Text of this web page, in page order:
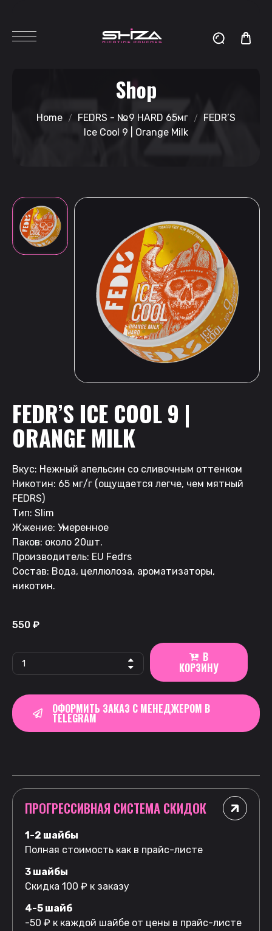
Shop
Home FEDRS - №9 HARD 65мг
FEDR’S
Ice Cool 9 | Orange Milk
FEDR’S ICE COOL 9 |
ORANGE MILK
Вкус: Нежный апельсин со сливочным оттенком
Никотин: 65 мг/г (ощущается легче, чем мятный
FEDRS)
Тип: Slim
Жжение: Умеренное
Паков: около 20шт.
Производитель: EU Fedrs
Состав: Вода, целлюлоза, ароматизаторы,
никотин.
550 ₽
В
КОРЗИНУ
ОФОРМИТЬ ЗАКАЗ С МЕНЕДЖЕРОМ В
TELEGRAM
ПРОГРЕССИВНАЯ СИСТЕМА СКИДОК
1-2 шайбы
Полная стоимость как в прайс-листе
3 шайбы
Скидка 100 ₽ к заказу
4-5 шайб
-50 ₽ к каждой шайбе от цены в прайс-листе